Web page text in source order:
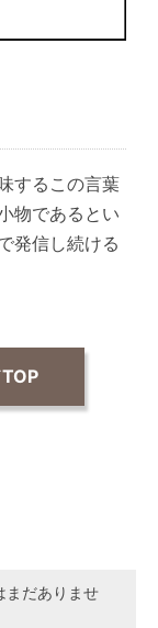
するこの言葉
物であるとい
発信し続ける
まだありませ